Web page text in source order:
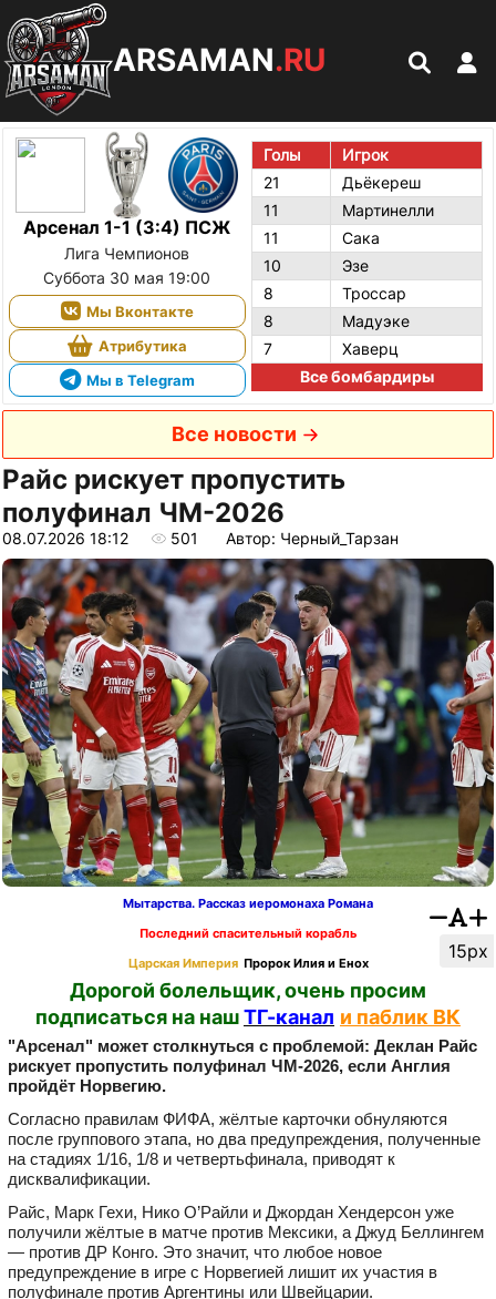
ARSAMAN.RU
Арсенал 1-1 (3:4) ПСЖ
Лига Чемпионов
Суббота 30 мая 19:00
Мы Вконтакте
Атрибутика
Мы в Telegram
Голы
Игрок
21
Дьёкереш
11
Мартинелли
11
Сака
10
Эзе
8
Троссар
8
Мадуэке
7
Хаверц
Все бомбардиры
Все новости
Райс рискует пропустить
полуфинал ЧМ-2026
08.07.2026 18:12 501 Автор: Черный_Тарзан
15px
Мытарства. Рассказ иеромонаха Романа
Последний спасительный корабль
Царская Империя Пророк Илия и Енох
Дорогой болельщик, очень просим
подписаться на нашТГ-канал и паблик ВК
"Арсенал" может столкнуться с проблемой: Деклан Райс
рискует пропустить полуфинал ЧМ-2026, если Англия
пройдёт Норвегию.
Согласно правилам ФИФА, жёлтые карточки обнуляются
после группового этапа, но два предупреждения, полученные
на стадиях 1/16, 1/8 и четвертьфинала, приводят к
дисквалификации.
Райс, Марк Гехи, Нико О’Райли и Джордан Хендерсон уже
получили жёлтые в матче против Мексики, а Джуд Беллингем
— против ДР Конго. Это значит, что любое новое
предупреждение в игре с Норвегией лишит их участия в
полуфинале против Аргентины или Швейцарии.